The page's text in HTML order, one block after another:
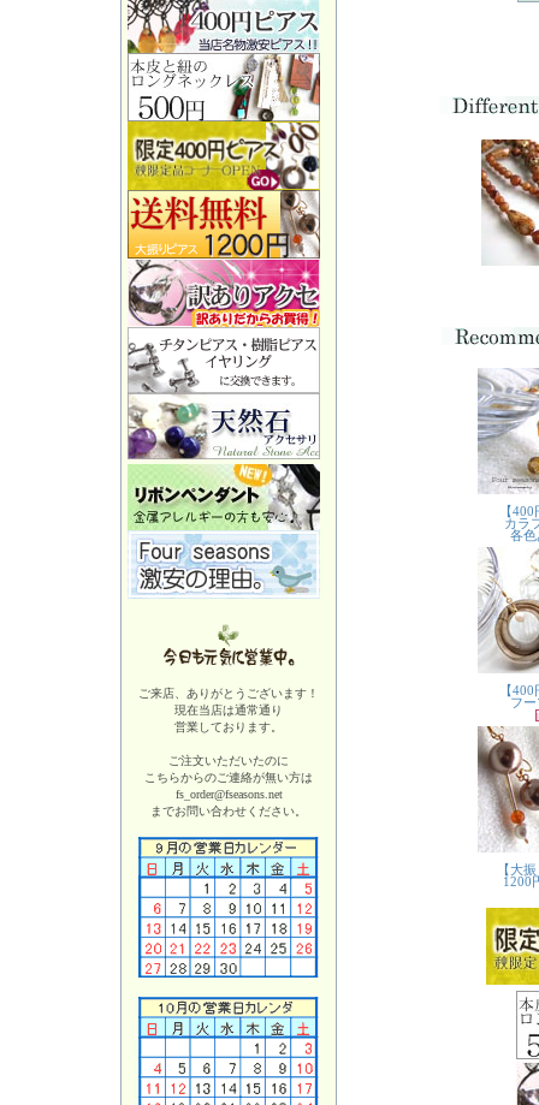
ご来店、ありがとうございます！
現在当店は通常通り
営業しております。
ご注文いただいたのに
こちらからのご連絡が無い方は
fs_order@fseasons.net
までお問い合わせください。